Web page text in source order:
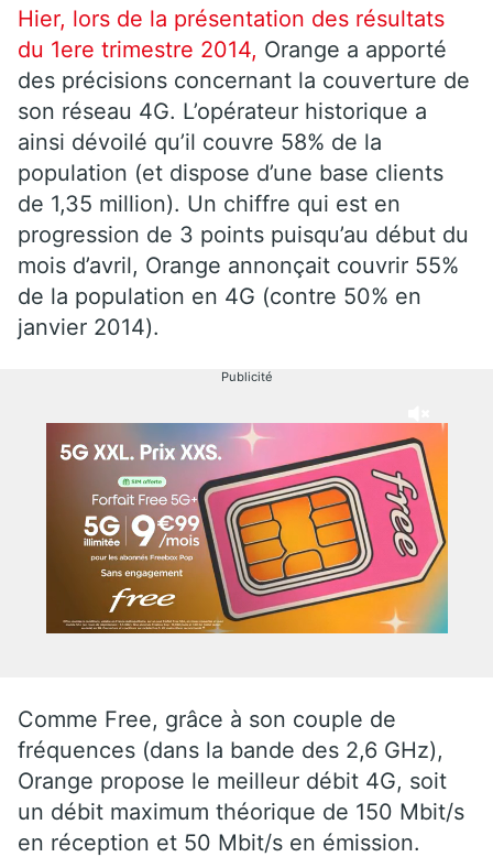
Hier, lors de la présentation des résultats
du 1ere trimestre 2014, Orange a apporté
des précisions concernant la couverture de
son réseau 4G. L’opérateur historique a
ainsi dévoilé qu’il couvre 58% de la
population (et dispose d’une base clients
de 1,35 million). Un chiffre qui est en
progression de 3 points puisqu’au début du
mois d’avril, Orange annonçait couvrir 55%
de la population en 4G (contre 50% en
janvier 2014).
Publicité
Comme Free, grâce à son couple de
fréquences (dans la bande des 2,6 GHz),
Orange propose le meilleur débit 4G, soit
un débit maximum théorique de 150 Mbit/s
en réception et 50 Mbit/s en émission.